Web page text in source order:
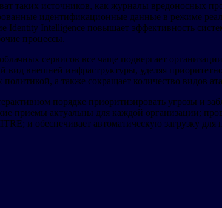
таких источников, как журналы вредоносных
идентификационные данные в режиме
Identity Intelligence повышает эффективность
процессы.
сервисов все чаще подвергает
вид внешней инфраструктуры, уделяя
а также сокращает количество видов
порядке приоритизировать угрозы и
приемы актуальны для каждой организации;
и обеспечивает автоматическую загрузку